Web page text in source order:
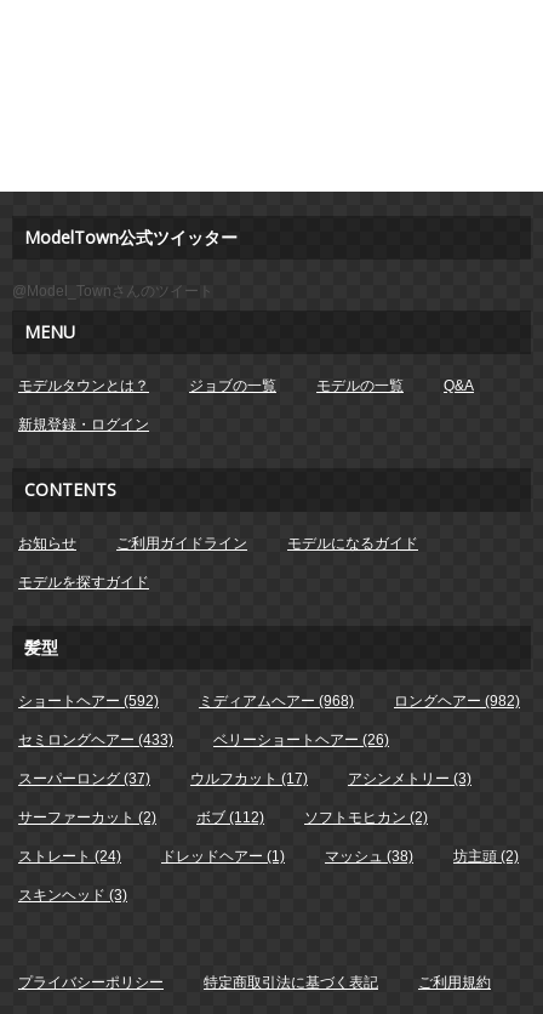
ModelTown公式ツイッター
@Model_Townさんのツイート
MENU
モデルタウンとは？ ジョブの一覧 モデルの一覧 Q&A
新規登録・ログイン
CONTENTS
お知らせ ご利用ガイドライン モデルになるガイド
モデルを探すガイド
髪型
ショートヘアー (592) ミディアムヘアー (968) ロングヘアー (982)
セミロングヘアー (433) ベリーショートヘアー (26)
スーパーロング (37) ウルフカット (17) アシンメトリー (3)
サーファーカット (2) ボブ (112) ソフトモヒカン (2)
ストレート (24) ドレッドヘアー (1) マッシュ (38) 坊主頭 (2)
スキンヘッド (3)
プライバシーポリシー 特定商取引法に基づく表記 ご利用規約